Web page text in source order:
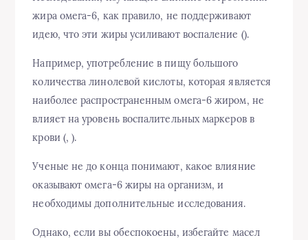
жира омега-6, как правило, не поддерживают
идею, что эти жиры усиливают воспаление ().
Например, употребление в пищу большого
количества линолевой кислоты, которая является
наиболее распространенным омега-6 жиром, не
влияет на уровень воспалительных маркеров в
крови (, ).
Ученые не до конца понимают, какое влияние
оказывают омега-6 жиры на организм, и
необходимы дополнительные исследования.
Однако, если вы обеспокоены, избегайте масел